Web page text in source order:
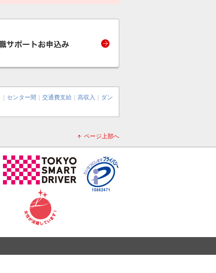
センター間 交通費支給 高収入
ダン
ページ上部へ